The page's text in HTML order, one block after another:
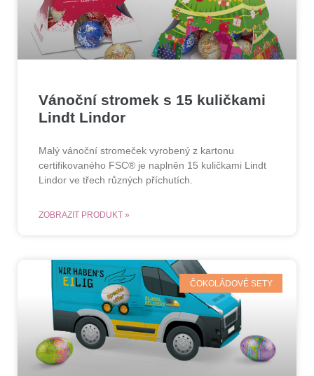
Vánoční stromek s 15 kuličkami
Lindt Lindor
Malý vánoční stromeček vyrobený z kartonu
certifikovaného FSC® je naplněn 15 kuličkami Lindt
Lindor ve třech různých příchutích.
ZOBRAZIT PRODUKT »
ČOKOLÁDOVÉ SETY